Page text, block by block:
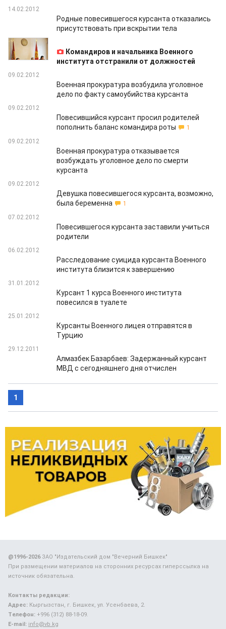
14.02.2012
Родные повесившегося курсанта отказались
присутствовать при вскрытии тела
14.02.2012
Командиров и начальника Военного
института отстранили от должностей
09.02.2012
Военная прокуратура возбудила уголовное
дело по факту самоубийства курсанта
09.02.2012
Повесившийся курсант просил родителей
пополнить баланс командира роты
1
09.02.2012
Военная прокуратура отказывается
возбуждать уголовное дело по смерти
курсанта
09.02.2012
Девушка повесившегося курсанта, возможно,
была беременна
1
07.02.2012
Повесившегося курсанта заставили учиться
родители
06.02.2012
Расследование суицида курсанта Военного
института близится к завершению
31.01.2012
Курсант 1 курса Военного института
повесился в туалете
25.01.2012
Курсанты Военного лицея отправятся в
Турцию
29.12.2011
Алмазбек Базарбаев: Задержанный курсант
МВД с сегодняшнего дня отчислен
1
@1996-2026ЗАО "Издательский дом "Вечерний Бишкек"
При размещении материалов на сторонних ресурсах гиперссылка на
источник обязательна.
Контакты редакции:
Адрес: Кыргызстан, г. Бишкек, ул. Усенбаева, 2.
Телефон: +996 (312) 88-18-09.
E-mail: info@vb.kg